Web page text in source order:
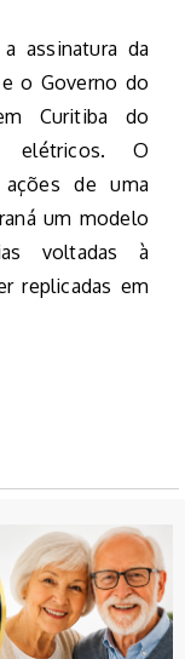
assinatura da
o Governo do
Curitiba do
elétricos. O
de uma
um modelo
voltadas à
replicadas em